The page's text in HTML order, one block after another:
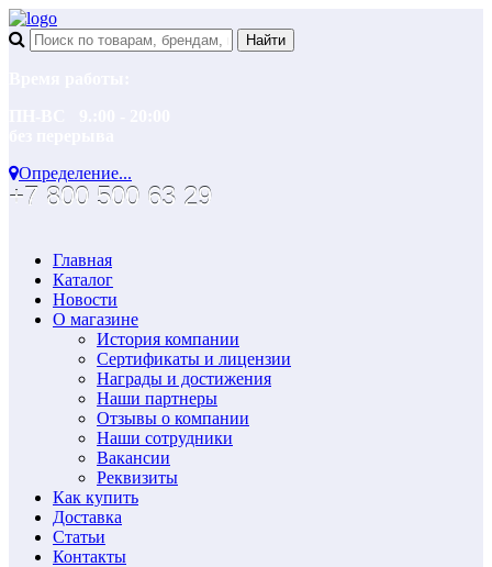
Определение...
+7 800 500 63 29
Главная
Каталог
Новости
О магазине
История компании
Сертификаты и лицензии
Награды и достижения
Наши партнеры
Отзывы о компании
Наши сотрудники
Вакансии
Реквизиты
Как купить
Доставка
Статьи
Контакты